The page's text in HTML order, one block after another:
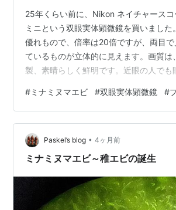
25年くらい前に、Nikon ネイチャース
ミニという双眼実体顕微鏡を買いました
優れもので、倍率は20倍ですが、両目
ているものが立体的に見えます。画質は
製、素晴らしく鮮明です。近眼の人でも
整します。また、ステージのところは下
しができ、大きな対象物の表面を観察す
す。これが今回役に立ちました。 また
り返し、コンパクトに収納できるので、
外での観察にも適しています。 少し高い
#ミナミヌマエビ #双眼実体顕微鏡 #
Paskel’s blog • 4ヶ月前
ミナミヌマエビ～稚エビの誕生